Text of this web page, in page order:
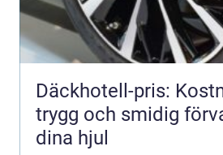
Däckhotell-pris:
trygg och smidig
dina hjul